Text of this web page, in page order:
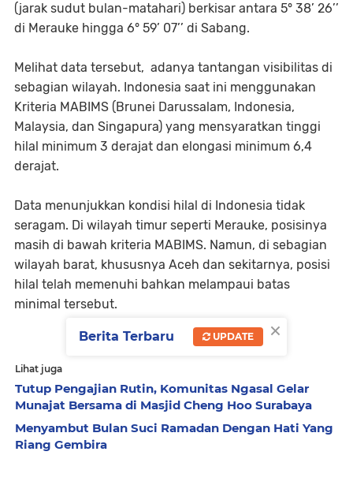
(jarak sudut bulan-matahari) berkisar antara 5° 38’ 26’’
di Merauke hingga 6° 59’ 07’’ di Sabang.
Melihat data tersebut, adanya tantangan visibilitas di
sebagian wilayah. Indonesia saat ini menggunakan
Kriteria MABIMS (Brunei Darussalam, Indonesia,
Malaysia, dan Singapura) yang mensyaratkan tinggi
hilal minimum 3 derajat dan elongasi minimum 6,4
derajat.
Data menunjukkan kondisi hilal di Indonesia tidak
seragam. Di wilayah timur seperti Merauke, posisinya
masih di bawah kriteria MABIMS. Namun, di sebagian
wilayah barat, khususnya Aceh dan sekitarnya, posisi
hilal telah memenuhi bahkan melampaui batas
minimal tersebut.
Lihat juga
Tutup Pengajian Rutin, Komunitas Ngasal Gelar
Munajat Bersama di Masjid Cheng Hoo Surabaya
Menyambut Bulan Suci Ramadan Dengan Hati Yang
Riang Gembira
×
Berita Terbaru UPDATE